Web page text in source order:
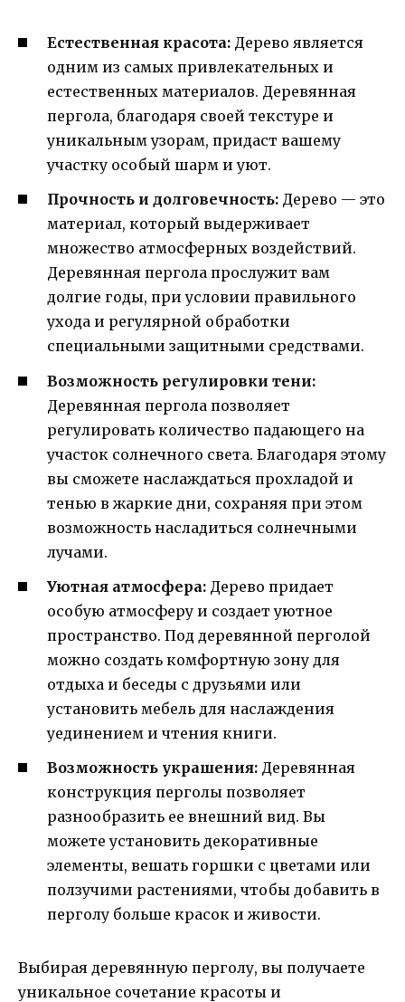
Естественная красота: Дерево является
одним из самых привлекательных и
естественных материалов. Деревянная
пергола, благодаря своей текстуре и
уникальным узорам, придаст вашему
участку особый шарм и уют.
Прочность и долговечность: Дерево — это
материал, который выдерживает
множество атмосферных воздействий.
Деревянная пергола прослужит вам
долгие годы, при условии правильного
ухода и регулярной обработки
специальными защитными средствами.
Возможность регулировки тени:
Деревянная пергола позволяет
регулировать количество падающего на
участок солнечного света. Благодаря этому
вы сможете наслаждаться прохладой и
тенью в жаркие дни, сохраняя при этом
возможность насладиться солнечными
лучами.
Уютная атмосфера: Дерево придает
особую атмосферу и создает уютное
пространство. Под деревянной перголой
можно создать комфортную зону для
отдыха и беседы с друзьями или
установить мебель для наслаждения
уединением и чтения книги.
Возможность украшения: Деревянная
конструкция перголы позволяет
разнообразить ее внешний вид. Вы
можете установить декоративные
элементы, вешать горшки с цветами или
ползучими растениями, чтобы добавить в
перголу больше красок и живости.
Выбирая деревянную перголу, вы получаете
уникальное сочетание красоты и